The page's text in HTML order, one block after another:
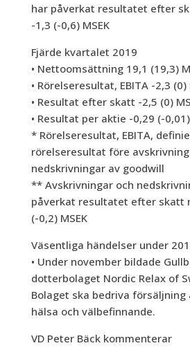
har påverkat resultatet efter
-1,3 (-0,6) MSEK
Fjärde kvartalet 2019
• Nettoomsättning 19,1 (19,3)
• Rörelseresultat, EBITA -2,3 (0)
• Resultat efter skatt -2,5 (0)
• Resultat per aktie -0,29 (-0,01)
* Rörelseresultat, EBITA,
rörelseresultat före
nedskrivningar av goodwill
** Avskrivningar och
påverkat resultatet efter skatt
(-0,2) MSEK
Väsentliga händelser under
• Under november bildade
dotterbolaget Nordic Relax of
Bolaget ska bedriva
hälsa och välbefinnande.
VD Peter Bäck kommenterar